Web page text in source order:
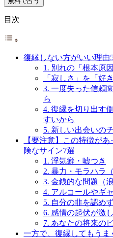
目次
復縁しない方がいい理由
1. 別れの「根本原
「寂しさ」を「好
3. 一度失った信頼
ら
4. 復縁を切り出す
すいから
5. 新しい出会いの
【要注意】この特徴が
険なサイン7選
1. 浮気癖・嘘つき
2. 暴力・モラハラ
3. 金銭的な問題（
4. アルコールやギ
5. 自分の非を認め
6. 感情の起伏が激
7. あなたの将来の
一方で、復縁してもうま